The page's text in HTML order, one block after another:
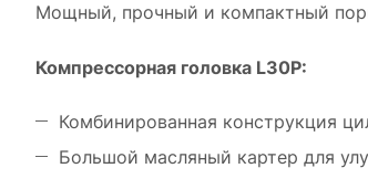
Мощный, прочный и компактный
Компрессорная головка L30P:
Комбинированная конструкция
Большой масляный картер для